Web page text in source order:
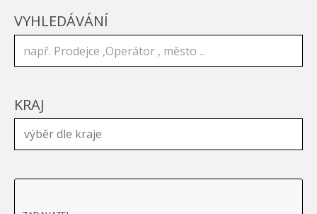
VYHLEDÁVÁNÍ
KRAJ